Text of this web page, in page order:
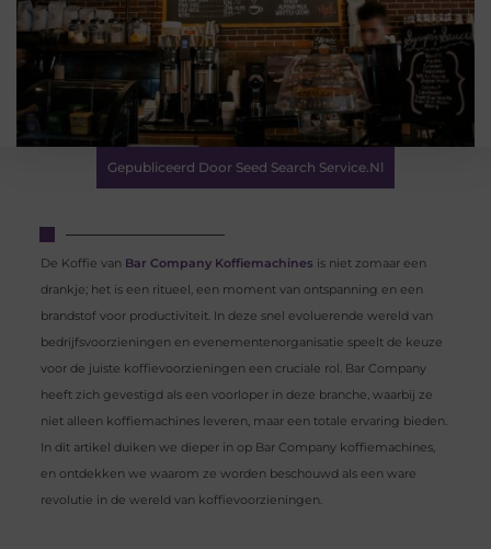
Gepubliceerd Door Seed Search Service.nl
De Koffie van Bar Company Koffiemachines is niet zomaar een
drankje; het is een ritueel, een moment van ontspanning en een
brandstof voor productiviteit. In deze snel evoluerende wereld van
bedrijfsvoorzieningen en evenementenorganisatie speelt de keuze
voor de juiste koffievoorzieningen een cruciale rol. Bar Company
heeft zich gevestigd als een voorloper in deze branche, waarbij ze
niet alleen koffiemachines leveren, maar een totale ervaring bieden.
In dit artikel duiken we dieper in op Bar Company koffiemachines,
en ontdekken we waarom ze worden beschouwd als een ware
revolutie in de wereld van koffievoorzieningen.